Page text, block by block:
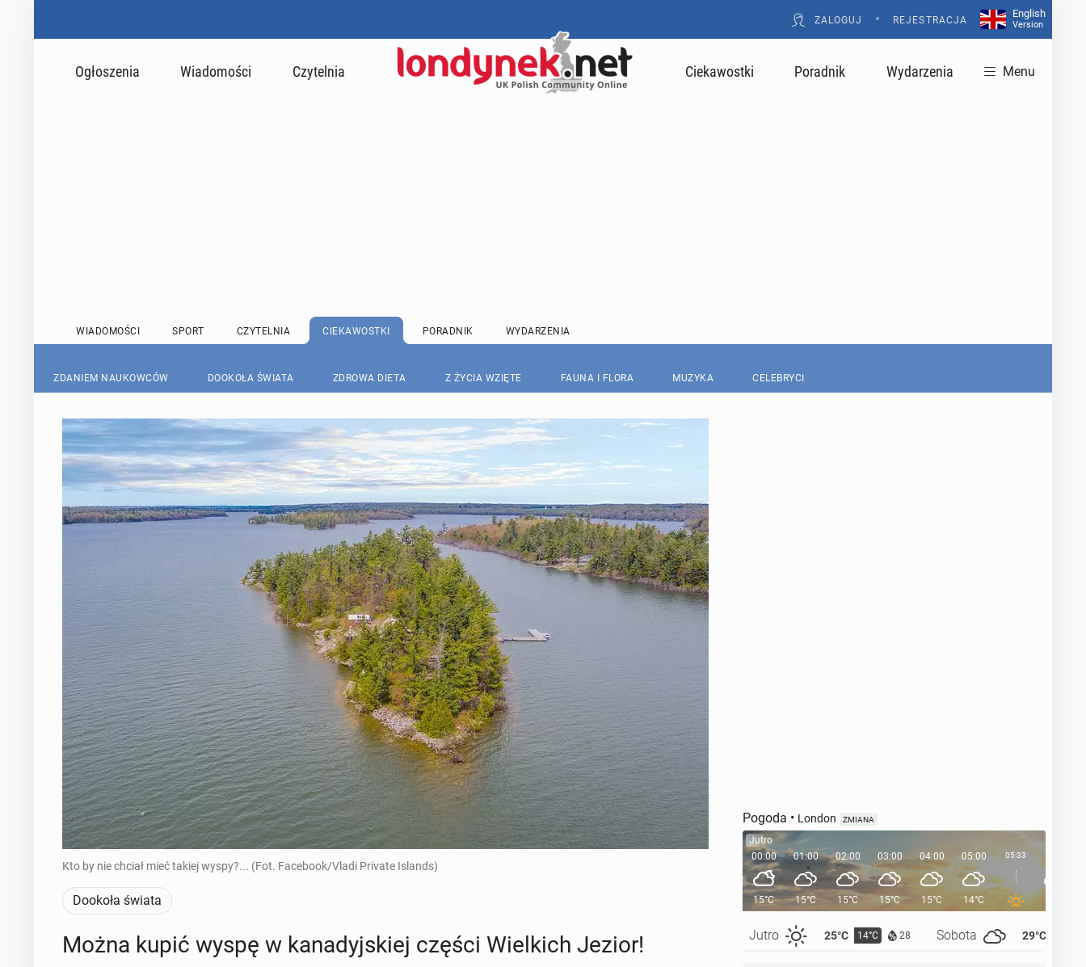
ZALOGUJ • REJESTRACJA
English
Version
Ogłoszenia Wiadomości Czytelnia Ciekawostki Poradnik Wydarzenia Menu
WIADOMOŚCI SPORT CZYTELNIA CIEKAWOSTKI PORADNIK WYDARZENIA
ZDANIEM NAUKOWCÓW DOOKOŁA ŚWIATA ZDROWA DIETA Z ŻYCIA WZIĘTE FAUNA I FLORA MUZYKA CELEBRYCI
Kto by nie chciał mieć takiej wyspy?... (Fot. Facebook/Vladi Private Islands)
Dookoła świata
Można kupić wyspę w ka­na­dyj­skiej części Wiel­kich Jezior!
Pogoda • London ZMIANA
Jutro
00:00
15°C
Jutro 25°C 14°C 28 Sobota 29°C
01:00
15°C
02:00
15°C
03:00
15°C
04:00
15°C
05:00
14°C
05:33 06:00